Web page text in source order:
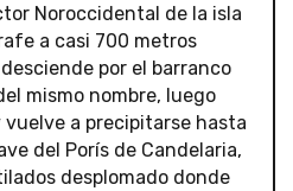
Noroccidental de la isla
a casi 700 metros
por el barranco
mismo nombre, luego
a precipitarse hasta
del Porís de Candelaria,
desplomado donde